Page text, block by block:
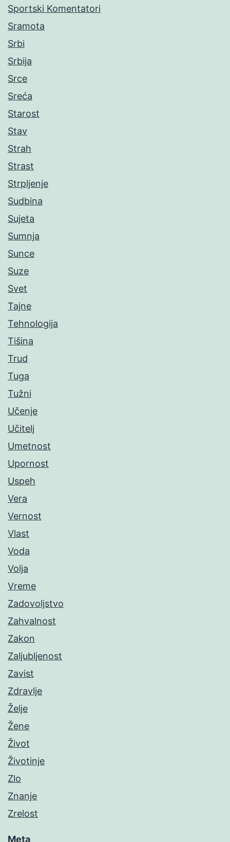
Sportski Komentatori
Sramota
Srbi
Srbija
Srce
Sreća
Starost
Stav
Strah
Strast
Strpljenje
Sudbina
Sujeta
Sumnja
Sunce
Suze
Svet
Tajne
Tehnologija
Tišina
Trud
Tuga
Tužni
Učenje
Učitelj
Umetnost
Upornost
Uspeh
Vera
Vernost
Vlast
Voda
Volja
Vreme
Zadovoljstvo
Zahvalnost
Zakon
Zaljubljenost
Zavist
Zdravlje
Želje
Žene
Život
Životinje
Zlo
Znanje
Zrelost
Meta